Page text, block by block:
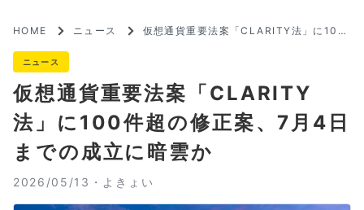
HOME ニュース
仮想通貨重要法案「CLARITY法」に100
ニュース
仮想通貨重要法案「CLARITY
法」に100件超の修正案、7月4日
までの成立に暗雲か
2026/05/13・ よきょい